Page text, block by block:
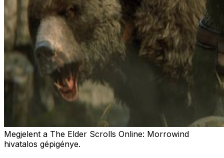
Megjelent a The Elder Scrolls Online: Morrowind
hivatalos gépigénye.